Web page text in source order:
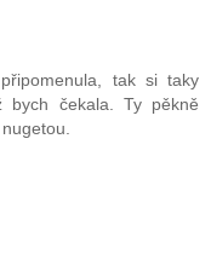
tak si taky
čekala. Ty pěkně